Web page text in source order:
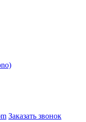
Заказать звонок